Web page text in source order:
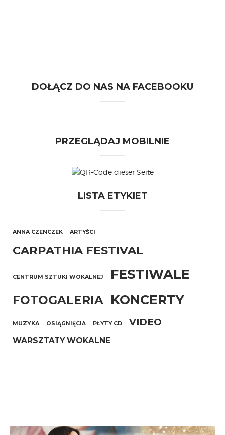
DOŁĄCZ DO NAS NA FACEBOOKU
PRZEGLĄDAJ MOBILNIE
LISTA ETYKIET
ANNA CZENCZEK ARTYŚCI
CARPATHIA FESTIVAL
CENTRUM SZTUKI WOKALNEJ FESTIWALE
FOTOGALERIA KONCERTY
MUZYKA OSIĄGNIĘCIA PŁYTY CD VIDEO
WARSZTATY WOKALNE